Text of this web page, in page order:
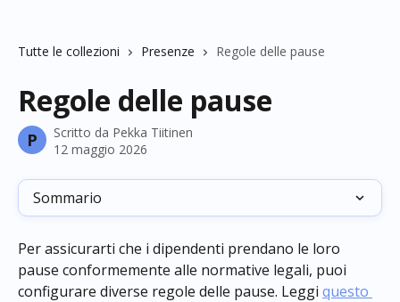
Tutte le collezioni Presenze Regole delle pause
Regole delle pause
P Scritto da Pekka Tiitinen
12 maggio 2026
Sommario
Per assicurarti che i dipendenti prendano le loro
pause conformemente alle normative legali, puoi
configurare diverse regole delle pause. Leggi questo